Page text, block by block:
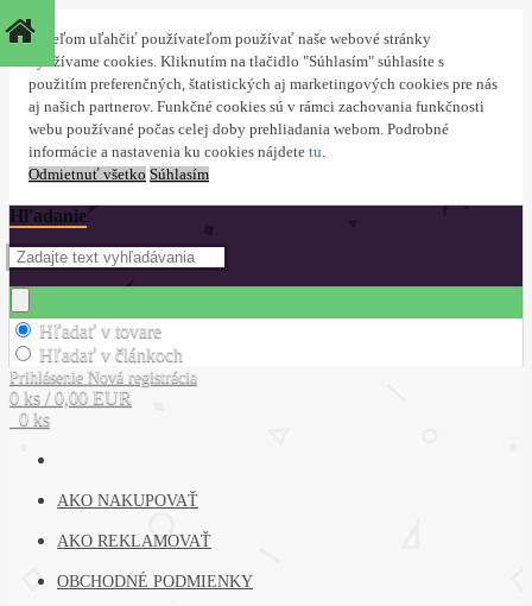
S cieľom uľahčiť používateľom používať naše webové stránky
využívame cookies. Kliknutím na tlačidlo "Súhlasím" súhlasíte s
použitím preferenčných, štatistických aj marketingových cookies pre nás
aj našich partnerov. Funkčné cookies sú v rámci zachovania funkčnosti
webu používané počas celej doby prehliadania webom. Podrobné
informácie a nastavenia ku cookies nájdete tu.
Odmietnuť všetko Súhlasím
Hľadanie
Hľadať v tovare
Hľadať v článkoch
Prihlásenie Nová registrácia
0 ks / 0,00 EUR
0 ks
AKO NAKUPOVAŤ
AKO REKLAMOVAŤ
OBCHODNÉ PODMIENKY